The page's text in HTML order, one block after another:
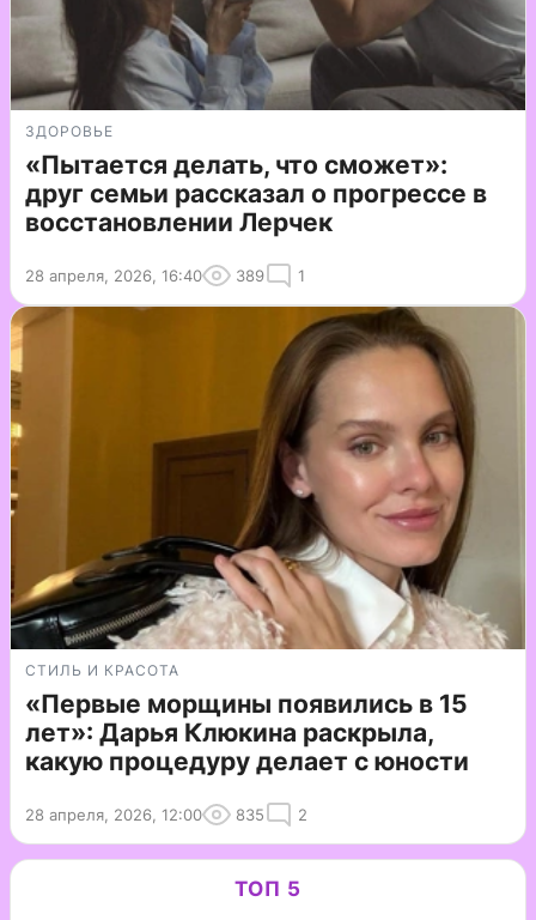
ЗДОРОВЬЕ
«Пытается делать, что сможет»:
друг семьи рассказал о прогрессе в
восстановлении Лерчек
28 апреля, 2026, 16:40 389 1
СТИЛЬ И КРАСОТА
«Первые морщины появились в 15
лет»: Дарья Клюкина раскрыла,
какую процедуру делает с юности
28 апреля, 2026, 12:00 835 2
ТОП 5